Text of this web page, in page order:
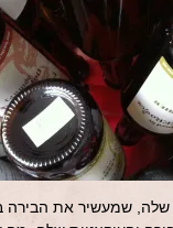
שלה, שמעשיר את